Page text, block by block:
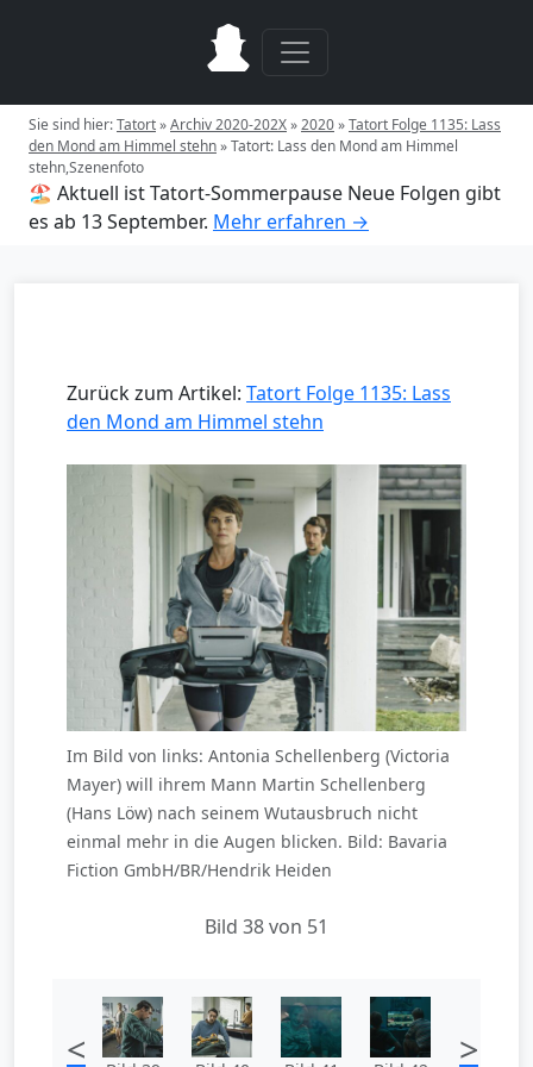
Sie sind hier:Tatort»Archiv 2020-202X»2020»Tatort Folge 1135: Lass
den Mond am Himmel stehn»Tatort: Lass den Mond am Himmel
stehn,Szenenfoto
🏖️ Aktuell ist Tatort-Sommerpause Neue Folgen gibt
es ab 13 September. Mehr erfahren →
Zurück zum Artikel: Tatort Folge 1135: Lass
den Mond am Himmel stehn
Im Bild von links: Antonia Schellenberg (Victoria
Mayer) will ihrem Mann Martin Schellenberg
(Hans Löw) nach seinem Wutausbruch nicht
einmal mehr in die Augen blicken. Bild: Bavaria
Fiction GmbH/BR/Hendrik Heiden
Bild 38 von 51
< >